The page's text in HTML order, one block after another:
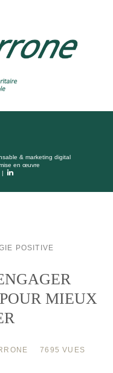
& marketing digital
en œuvre
|
POSITIVE
MIEUX
7695 VUES